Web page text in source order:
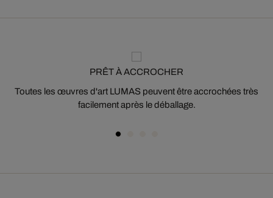
PRÊT À ACCROCHER
Toutes les œuvres d'art LUMAS peuvent être accrochées très
facilement après le déballage.